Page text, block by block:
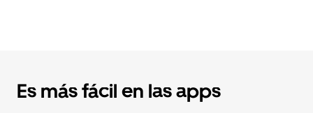
Es más fácil en las apps